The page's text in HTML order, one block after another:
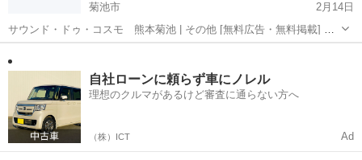
菊池市
2月14日
サウンド・ドゥ・コスモ 熊本菊池 | その他 [無料広告・無料掲載] 住
所：熊本県菊池市泗水町吉富２６６９−１ 電話番号：0968-38-5340 こ
の投稿は菊池のその他のサービスの情報です。 この投稿は投稿日時
自社ローンに頼らず車にノレル
理想のクルマがあるけど審査に通らない方へ
（株）ICT Ad